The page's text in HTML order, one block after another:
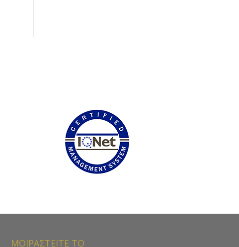
ΜΟΙΡΑΣΤΕΙΤΕ ΤΟ